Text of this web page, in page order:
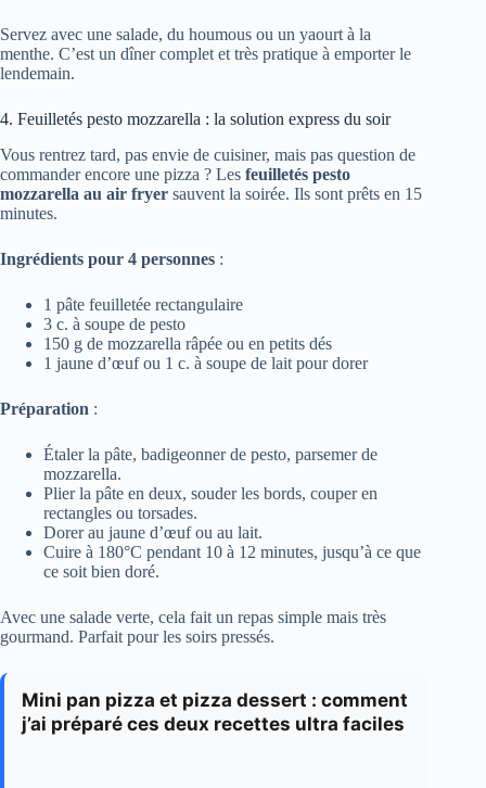
Servez avec une salade, du houmous ou un yaourt à la
menthe. C’est un dîner complet et très pratique à emporter le
lendemain.
4. Feuilletés pesto mozzarella : la solution express du soir
Vous rentrez tard, pas envie de cuisiner, mais pas question de
commander encore une pizza ? Les feuilletés pesto
mozzarella au air fryer sauvent la soirée. Ils sont prêts en 15
minutes.
Ingrédients pour 4 personnes :
1 pâte feuilletée rectangulaire
3 c. à soupe de pesto
150 g de mozzarella râpée ou en petits dés
1 jaune d’œuf ou 1 c. à soupe de lait pour dorer
Préparation :
Étaler la pâte, badigeonner de pesto, parsemer de
mozzarella.
Plier la pâte en deux, souder les bords, couper en
rectangles ou torsades.
Dorer au jaune d’œuf ou au lait.
Cuire à 180°C pendant 10 à 12 minutes, jusqu’à ce que
ce soit bien doré.
Avec une salade verte, cela fait un repas simple mais très
gourmand. Parfait pour les soirs pressés.
Mini pan pizza et pizza dessert : comment
j’ai préparé ces deux recettes ultra faciles